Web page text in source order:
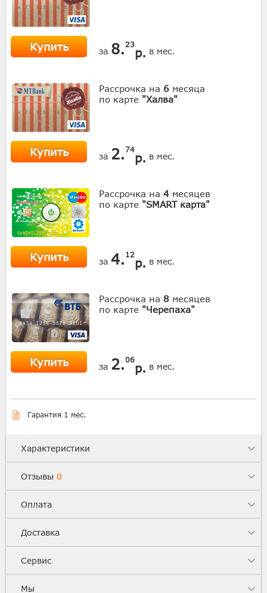
Купить за 8. 23
р. в мес.
Рассрочка на 6 месяца
по карте "Халва"
Купить за 2. 74
р. в мес.
Рассрочка на 4 месяцев
по карте "SMART карта"
Купить за 4. 12
р. в мес.
Рассрочка на 8 месяцев
по карте "Черепаха"
Купить за 2.06
р. в мес.
Гарантия 1 мес.
Характеристики
Отзывы 0
Оплата
Доставка
Сервис
Мы